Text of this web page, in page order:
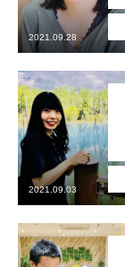
採用トップ
2021.09.28
2021.09.03